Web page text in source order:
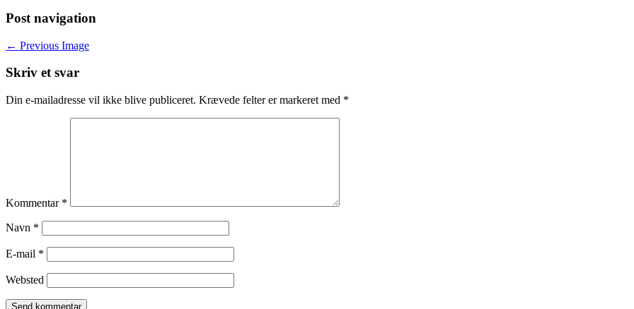
Post navigation
← Previous Image
Skriv et svar
Din e-mailadresse vil ikke blive publiceret. Krævede felter er markeret med *
Kommentar *
Navn *
E-mail *
Websted